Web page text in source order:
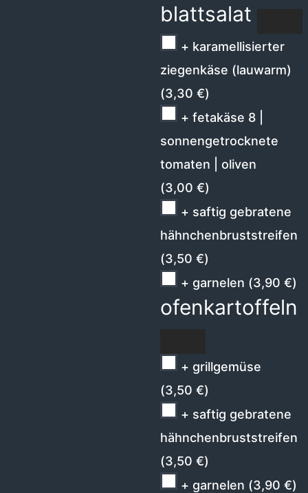
blattsalat
+ karamellisierter
ziegenkäse (lauwarm)
(3,30 €)
+ fetakäse 8 |
sonnengetrocknete
tomaten | oliven
(3,00 €)
+ saftig gebratene
hähnchenbruststreifen
(3,50 €)
+ garnelen (3,90 €)
ofenkartoffeln
+ grillgemüse
(3,50 €)
+ saftig gebratene
hähnchenbruststreifen
(3,50 €)
+ garnelen (3,90 €)